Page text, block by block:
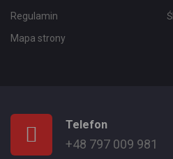
Regulamin
Mapa strony
Telefon
+48 797 009 981